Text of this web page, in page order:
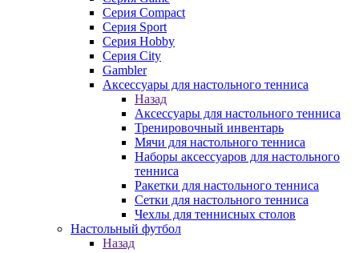
Серия Compact
Серия Sport
Серия Hobby
Серия City
Gambler
Аксессуары для настольного тенниса
Назад
Аксессуары для настольного тенниса
Тренировочный инвентарь
Мячи для настольного тенниса
Наборы аксессуаров для настольного
тенниса
Ракетки для настольного тенниса
Сетки для настольного тенниса
Чехлы для теннисных столов
Настольный футбол
Назад